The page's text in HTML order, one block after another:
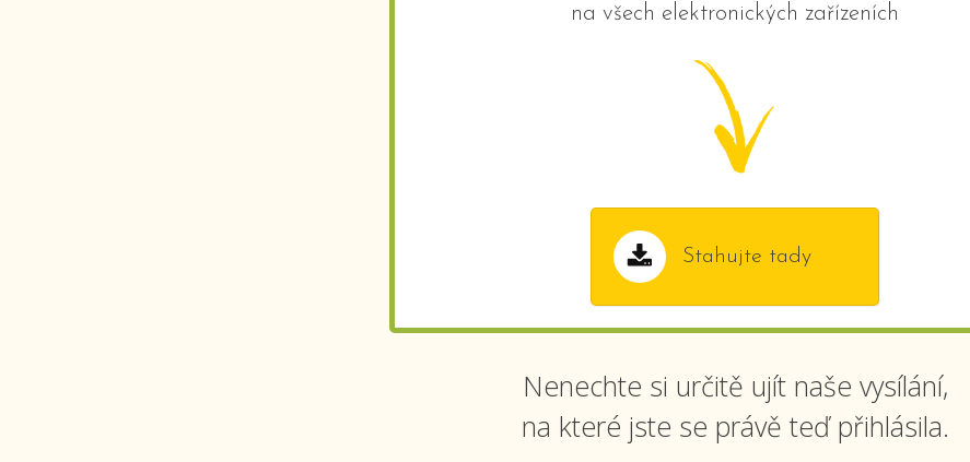
na všech elektronických zařízeních
Stahujte tady
Nenechte si určitě ujít naše vysílání,
na které jste se právě teď přihlásila.